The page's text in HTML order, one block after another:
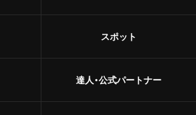
スポット
達人・公式パートナー